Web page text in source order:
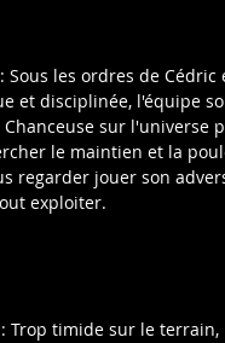
Sous les ordres de
et disciplinée, l'équipe
sur l'universe
le maintien et la
regarder jouer son
exploiter.
Trop timide sur le terrain,